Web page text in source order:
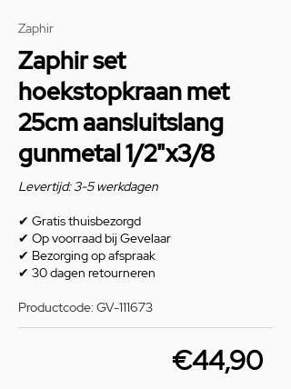
Zaphir
Zaphir set
hoekstopkraan met
25cm aansluitslang
gunmetal 1/2"x3/8
Levertijd: 3-5 werkdagen
✔ Gratis thuisbezorgd
✔ Op voorraad bij Gevelaar
✔ Bezorging op afspraak
✔ 30 dagen retourneren
Productcode: GV-111673
€44,90